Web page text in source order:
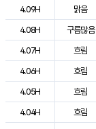
4.09H
맑음
4.08H
구름많음
4.07H
흐림
4.06H
흐림
4.05H
흐림
4.04H
흐림